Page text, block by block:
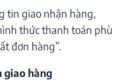
tin giao nhận hàng,
thức thanh toán phù
đơn hàng”.
giao hàng